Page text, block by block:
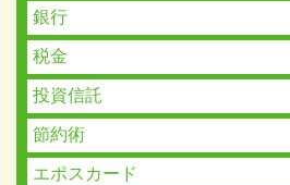
銀行
税金
投資信託
節約術
エポスカード